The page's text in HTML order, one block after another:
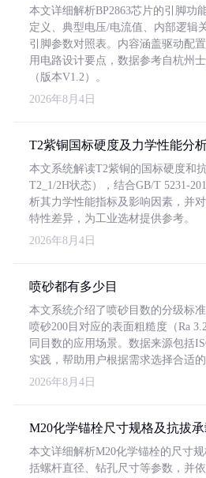
本文详细解析BP2863芯片的引脚功
定义、典型电压/电流值、内部逻辑
引脚参数对照表。内容涵盖驱动配
用电路设计要点，数据参考自杭州
（版本V1.2）。
2026年8月4日
T2紫铜国标硬度及力学性能分
本文系统解读T2紫铜的国标硬度和
T2_1/2H状态），结合GB/T 5231-
析其力学性能指标及影响因素，并
特性差异，为工业选材提供参考。
2026年8月4日
喷砂都有多少目
本文系统介绍了喷砂目数的分级标
喷砂200目对应的表面粗糙度（Ra
同目数的应用场景。数据来源包括
实践，帮助用户根据需求选择合适的
2026年8月4日
M20化学锚栓尺寸规格及抗拔
本文详细解析M20化学锚栓的尺寸
括螺杆直径、钻孔尺寸等参数，并